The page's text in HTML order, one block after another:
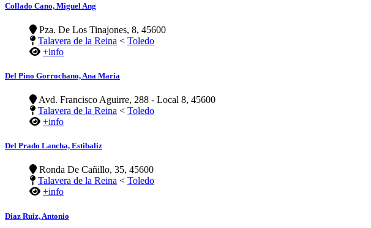
Collado Cano, Miguel Ang
Pza. De Los Tinajones, 8, 45600
Talavera de la Reina < Toledo
+info
Del Pino Gorrochano, Ana Maria
Avd. Francisco Aguirre, 288 - Local 8, 45600
Talavera de la Reina < Toledo
+info
Del Prado Lancha, Estibaliz
Ronda De Cañillo, 35, 45600
Talavera de la Reina < Toledo
+info
Diaz Ruiz, Antonio